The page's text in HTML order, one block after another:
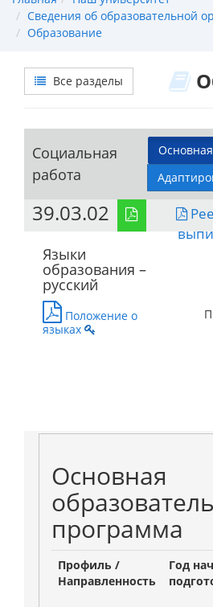
Сведения об образовательной
Образование
Все разделы
Социальная
работа
Основная
39.03.02
Языки
образования –
русский
Положение о
языках
Основная
программа
Профиль /
Направленность
Год